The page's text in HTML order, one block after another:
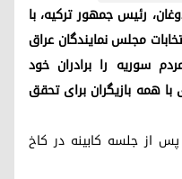
طیب اردوغان، رئیس جمهور ترکیه، با
مجلس نمایندگان عراق
مردم سوریه را برادران خود
همه بازیگران برای تحقق
دوشنبه، ۱۷ نوامبر، پس از جلسه کابینه در کاخ